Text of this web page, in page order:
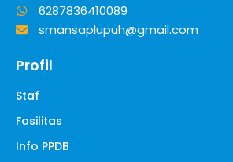
6287836410089
smansaplupuh@gmail.com
Profil
Staf
Fasilitas
Info PPDB